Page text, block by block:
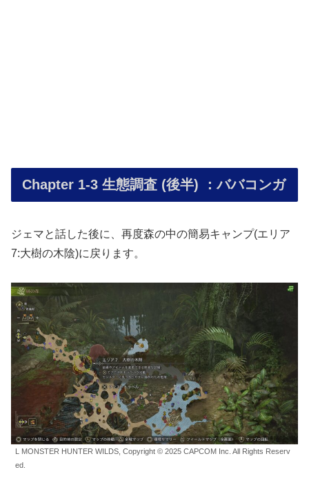
Chapter 1-3 生態調査 (後半) ：ババコンガ
ジェマと話した後に、再度森の中の簡易キャンプ(エリア
7:大樹の木陰)に戻ります。
L MONSTER HUNTER WILDS, Copyright © 2025 CAPCOM Inc. All Rights Reserv
ed.